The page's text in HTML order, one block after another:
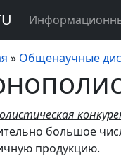
» Общенаучные
большое
продукцию.